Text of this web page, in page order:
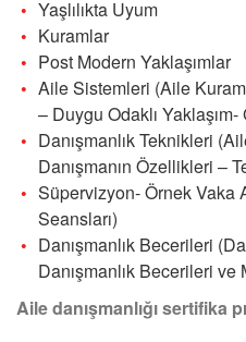
Yaşlılıkta Uyum
Kuramlar
Post Modern Yaklaşımlar
Aile Sistemleri (Aile
– Duygu Odaklı
Danışmanlık Teknikleri
Danışmanın Özellikleri –
Süpervizyon- Örnek Vaka
Seansları)
Danışmanlık Becerileri
Danışmanlık Becerileri ve
Aile danışmanlığı sertifika